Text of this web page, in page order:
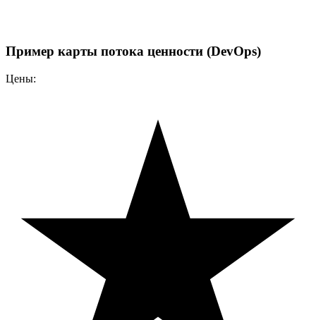
Пример карты потока ценности (DevOps)
Цены: